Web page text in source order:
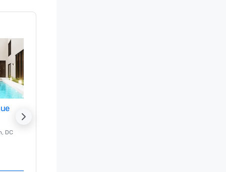
, DC